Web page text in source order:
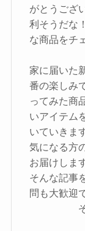
がとうござ
利そうだな
な商品をチ
家に届いた
番の楽しみ
ってみた商
いアイテム
いていきま
気になる方
お届けしま
そんな記事
問も大歓迎